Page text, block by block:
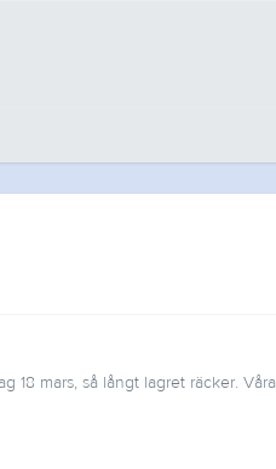
18 mars, så långt lagret räcker. Våra